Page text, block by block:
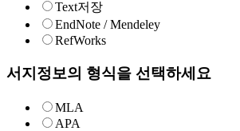
Text저장
EndNote / Mendeley
RefWorks
서지정보의 형식을 선택하세요
MLA
APA